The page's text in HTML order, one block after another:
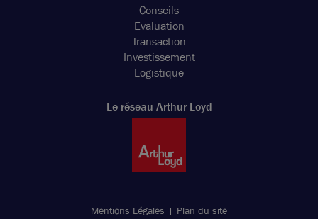
Conseils
Evaluation
Transaction
Investissement
Logistique
Le réseau Arthur Loyd
Mentions Légales Plan du site